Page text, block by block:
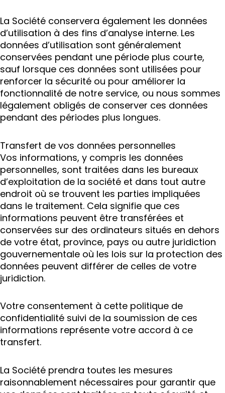
La Société conservera également les données
d’utilisation à des fins d’analyse interne. Les
données d’utilisation sont généralement
conservées pendant une période plus courte,
sauf lorsque ces données sont utilisées pour
renforcer la sécurité ou pour améliorer la
fonctionnalité de notre service, ou nous sommes
légalement obligés de conserver ces données
pendant des périodes plus longues.
Transfert de vos données personnelles
Vos informations, y compris les données
personnelles, sont traitées dans les bureaux
d’exploitation de la société et dans tout autre
endroit où se trouvent les parties impliquées
dans le traitement. Cela signifie que ces
informations peuvent être transférées et
conservées sur des ordinateurs situés en dehors
de votre état, province, pays ou autre juridiction
gouvernementale où les lois sur la protection des
données peuvent différer de celles de votre
juridiction.
Votre consentement à cette politique de
confidentialité suivi de la soumission de ces
informations représente votre accord à ce
transfert.
La Société prendra toutes les mesures
raisonnablement nécessaires pour garantir que